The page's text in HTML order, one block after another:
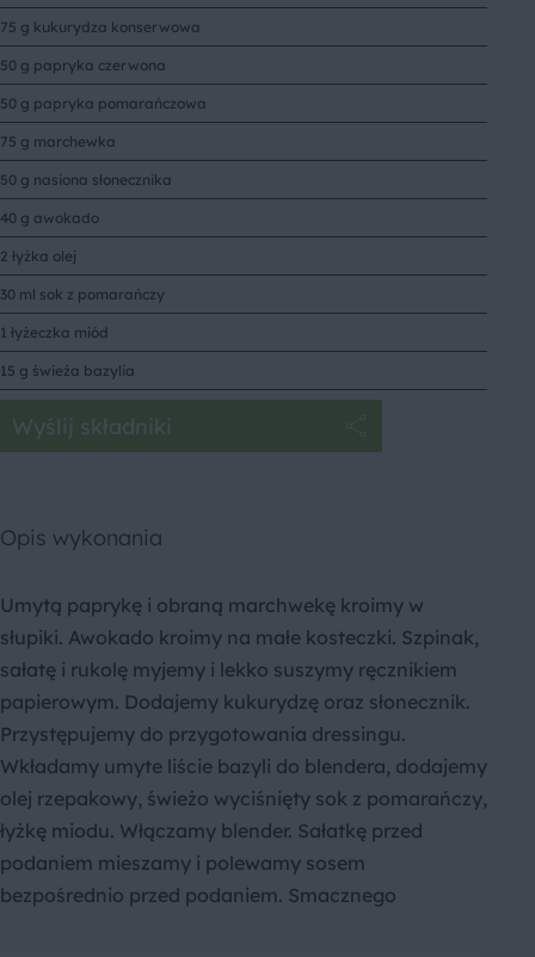
75 g kukurydza konserwowa
50 g papryka czerwona
50 g papryka pomarańczowa
75 g marchewka
50 g nasiona słonecznika
40 g awokado
2 łyżka olej
30 ml sok z pomarańczy
1 łyżeczka miód
15 g świeża bazylia
Wyślij składniki
Opis wykonania
Umytą paprykę i obraną marchwekę kroimy w
słupiki. Awokado kroimy na małe kosteczki. Szpinak,
sałatę i rukolę myjemy i lekko suszymy ręcznikiem
papierowym. Dodajemy kukurydzę oraz słonecznik.
Przystępujemy do przygotowania dressingu.
Wkładamy umyte liście bazyli do blendera, dodajemy
olej rzepakowy, świeżo wyciśnięty sok z pomarańczy,
łyżkę miodu. Włączamy blender. Sałatkę przed
podaniem mieszamy i polewamy sosem
bezpośrednio przed podaniem. Smacznego